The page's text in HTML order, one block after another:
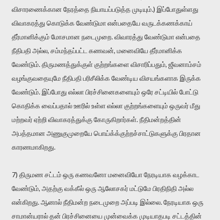
விசாரணைக்கான நேரத்தை நியாயப்படுத்த முடியும்.) இப்போதுள்ளது
விவாகரத்து கொடுக்க வேண்டுமா என்பதையே வருடக்கணக்காய்
தீர்மானிக்கும் மோசமான நடைமுறை. விவாரத்து வேண்டுமா என்பதை
நீதிபதி அல்ல, சம்மந்தப்பட்ட கணவன், மனைவியே தீர்மானிக்க
வேண்டும். திருமணத்துக்குள் குற்றங்களை விசாரிப்பதும், ஜீவனாம்சம்
வழங்குவதையுமே நீதிபதி பரிசீலிக்க வேண்டிய விசயங்களாக இருக்க
வேண்டும். இப்போது எல்லா பிரச்சினைகளையும் ஒரே சட்டியில் போட்டு
கொதிக்க வைப்பதால் ஊரில் உள்ள எல்லா குற்றங்களையும் ஒருவர் மீது
மற்றவர் ஏற்றி விவாகரத்துக்கு கோருகிறார்கள். நீதிமன்றத்தின்
அபத்தமான அணுகுமுறையே பொய்க்க்குற்றச்சாட்டுகளுக்கு பிரதான
காரணமாகிறது.
7) திருமண சட்டம் ஒரு கணவனோ மனைவியோ நேரடியாக வழக்காட
வேண்டும், அதற்கு வக்கீல் ஒரு ஆலோசகர் மட்டுமே பிரதிநிதி அல்ல
என்கிறது. ஆனால் நீதிமன்ற நடைமுறை அப்படி இல்லை. நேரடியாக ஒரு
சாமான்யரால் தன் பிரச்சினையை முன்வைக்க முடியாதபடி சட்டத்தின்